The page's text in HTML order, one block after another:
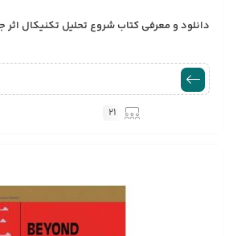
دانلود و معرفی کتاب شروع تحلیل تکنیکال
21